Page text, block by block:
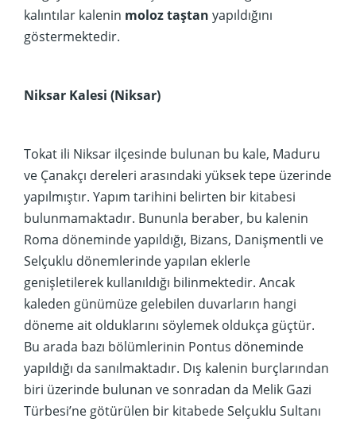
kalıntılar kalenin moloz taştan yapıldığını
göstermektedir.
Niksar Kalesi (Niksar)
Tokat ili Niksar ilçesinde bulunan bu kale, Maduru
ve Çanakçı dereleri arasındaki yüksek tepe üzerinde
yapılmıştır. Yapım tarihini belirten bir kitabesi
bulunmamaktadır. Bununla beraber, bu kalenin
Roma döneminde yapıldığı, Bizans, Danişmentli ve
Selçuklu dönemlerinde yapılan eklerle
genişletilerek kullanıldığı bilinmektedir. Ancak
kaleden günümüze gelebilen duvarların hangi
döneme ait olduklarını söylemek oldukça güçtür.
Bu arada bazı bölümlerinin Pontus döneminde
yapıldığı da sanılmaktadır. Dış kalenin burçlarından
biri üzerinde bulunan ve sonradan da Melik Gazi
Türbesi’ne götürülen bir kitabede Selçuklu Sultanı